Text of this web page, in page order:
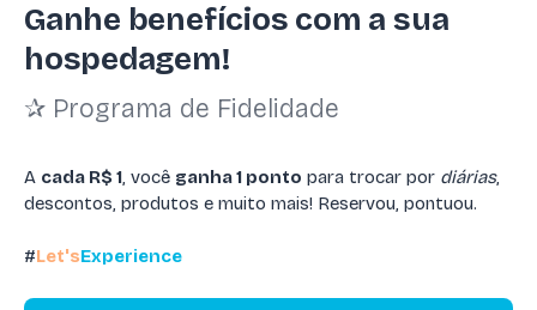
Ganhe benefícios com a sua
hospedagem!
✰ Programa de Fidelidade
A cada R$ 1 , você ganha 1 ponto para trocar por diárias,
descontos, produtos e muito mais! Reservou, pontuou.
#Let'sExperience